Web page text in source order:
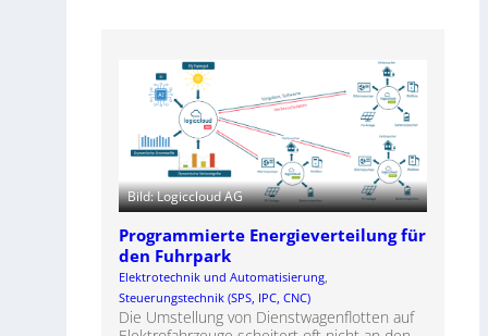
Bild: Logiccloud AG
Programmierte Energieverteilung für
den Fuhrpark
Elektrotechnik und Automatisierung
Steuerungstechnik (SPS, IPC, CNC)
Die Umstellung von Dienstwagenflotten auf